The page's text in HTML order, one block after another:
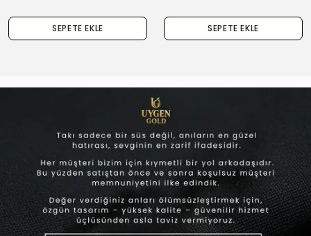
SEPETE EKLE SEPETE EKLE